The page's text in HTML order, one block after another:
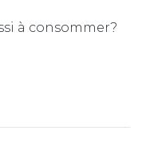
à consommer?